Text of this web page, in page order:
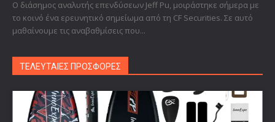
Ο διάσημος αναλυτής επενδύσεων Jeff Pu, μοιράστηκε σήμερα με
το κοινό ένα ερευνητικό σημείωμα από τη CF Securities. Σε αυτό
μαθαίνουμε τις αναβαθμίσεις που...
ΤΕΛΕΥΤΑΙΕΣ ΠΡΟΣΦΟΡΕΣ